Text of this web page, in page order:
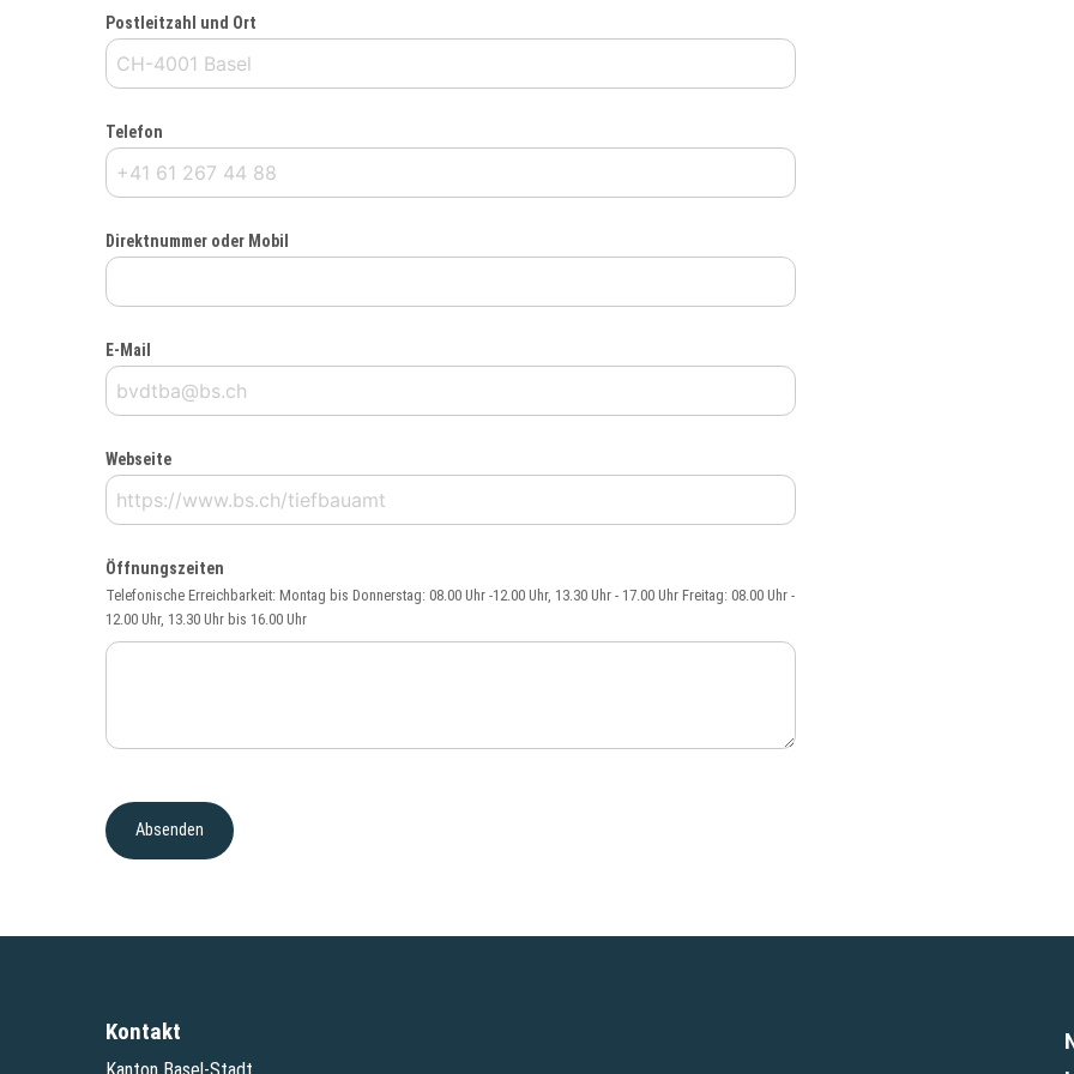
Postleitzahl und Ort
Telefon
Direktnummer oder Mobil
E-Mail
Webseite
Öffnungszeiten
Telefonische Erreichbarkeit: Montag bis Donnerstag: 08.00 Uhr -12.00 Uhr, 13.30 Uhr - 17.00 Uhr Freitag: 08.00 Uhr -
12.00 Uhr, 13.30 Uhr bis 16.00 Uhr
Kontakt